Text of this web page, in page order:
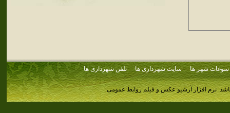
سوغات شهر ها سایت شهرداری ها تلفن شهرداری ها
نرم افزار آرشیو عکس و فیلم روابط عمومی